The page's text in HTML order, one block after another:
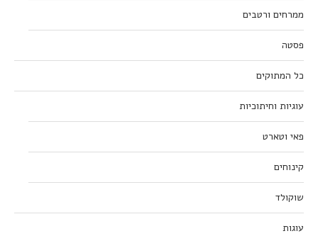
ממרחים ורטבים
פסטה
כל המתוקים
עוגיות וחיתוכיות
פאי וטארט
קינוחים
שוקולד
עוגות